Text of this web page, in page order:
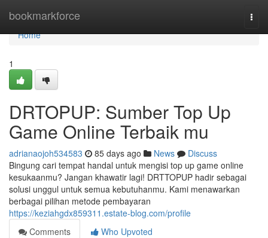
bookmarkforce
Home
Home
1
DRTOPUP: Sumber Top Up
Game Online Terbaik mu
adrianaojoh534583 85 days ago News
Discuss
Bingung cari tempat handal untuk mengisi top up game online
kesukaanmu? Jangan khawatir lagi! DRTTOPUP hadir sebagai
solusi unggul untuk semua kebutuhanmu. Kami menawarkan
berbagai pilihan metode pembayaran
https://keziahgdx859311.estate-blog.com/profile
Comments
Who Upvoted